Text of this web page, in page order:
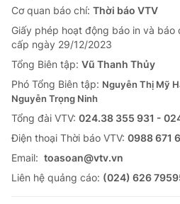
Cơ quan báo chí: Thời báo VTV
Giấy phép hoạt động báo in và báo
cấp ngày 29/12/2023
Tổng Biên tập: Vũ Thanh Thủy
Phó Tổng Biên tập: Nguyễn Thị Mỹ
Nguyễn Trọng Ninh
Tổng đài VTV: 024.38 355 931 -
Ðiện thoại Thời báo VTV: 0988 671
Email: toasoan@vtv.vn
Liên hệ quảng cáo: (024) 626